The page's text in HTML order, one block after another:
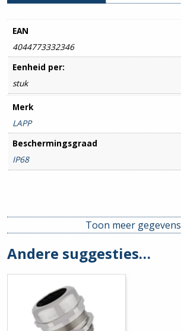
EAN
4044773332346
Eenheid per:
stuk
Merk
LAPP
Beschermingsgraad
IP68
Toon meer gegevens
Andere suggesties…